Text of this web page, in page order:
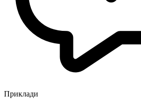
Приклади